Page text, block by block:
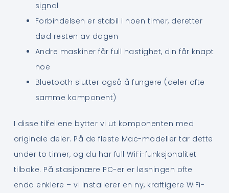
signal
Forbindelsen er stabil i noen timer, deretter
død resten av dagen
Andre maskiner får full hastighet, din får knapt
noe
Bluetooth slutter også å fungere (deler ofte
samme komponent)
I disse tilfellene bytter vi ut komponenten med
originale deler. På de fleste Mac-modeller tar dette
under to timer, og du har full WiFi-funksjonalitet
tilbake. På stasjonære PC-er er løsningen ofte
enda enklere – vi installerer en ny, kraftigere WiFi-